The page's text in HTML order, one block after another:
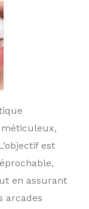
est
en assurant
arcades